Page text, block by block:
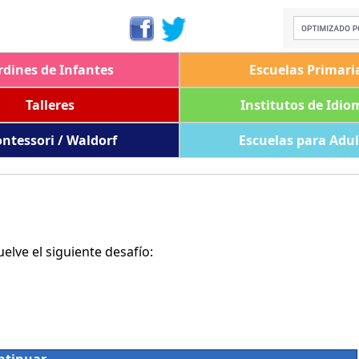
de Infantes Escuelas
Talleres
Institutos de
/ Waldorf
Escuelas para
el siguiente desafío: